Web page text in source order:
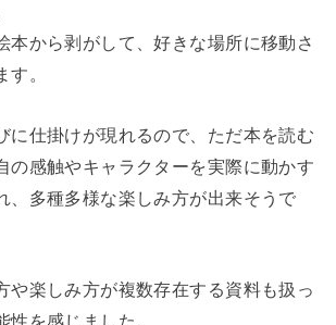
本から剥がして、好きな場所に移動さ
。
に仕掛けが現れるので、ただ本を読む
の感触やキャラクターを実際に動かす
、多種多様な楽しみ方が出来そうで
や楽しみ方が複数存在する資料も扱っ
性を感じました。